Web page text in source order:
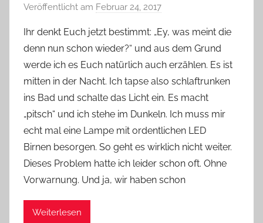
Veröffentlicht am Februar 24, 2017
n
Y
v
o
n
n
e
Ihr denkt Euch jetzt bestimmt: „Ey, was meint die
denn nun schon wieder?“ und aus dem Grund
werde ich es Euch natürlich auch erzählen. Es ist
mitten in der Nacht. Ich tapse also schlaftrunken
ins Bad und schalte das Licht ein. Es macht
„pitsch“ und ich stehe im Dunkeln. Ich muss mir
echt mal eine Lampe mit ordentlichen LED
Birnen besorgen. So geht es wirklich nicht weiter.
Dieses Problem hatte ich leider schon oft. Ohne
Vorwarnung. Und ja, wir haben schon
Weiterlesen